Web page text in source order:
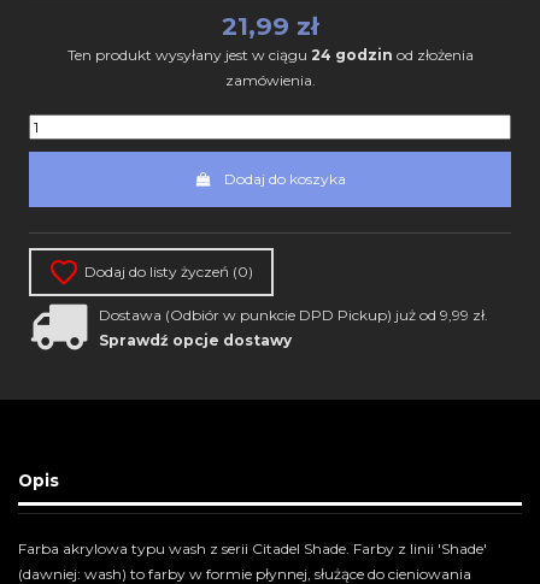
21,99 zł
Ten produkt wysyłany jest w ciągu 24 godzin od złożenia
zamówienia.
Dodaj do koszyka
Dodaj do listy życzeń (0)
Dostawa (Odbiór w punkcie DPD Pickup) już od 9,99 zł.
Sprawdź opcje dostawy
Opis
Farba akrylowa typu wash z serii Citadel Shade. Farby z linii 'Shade'
(dawniej: wash) to farby w formie płynnej, służące do cieniowania